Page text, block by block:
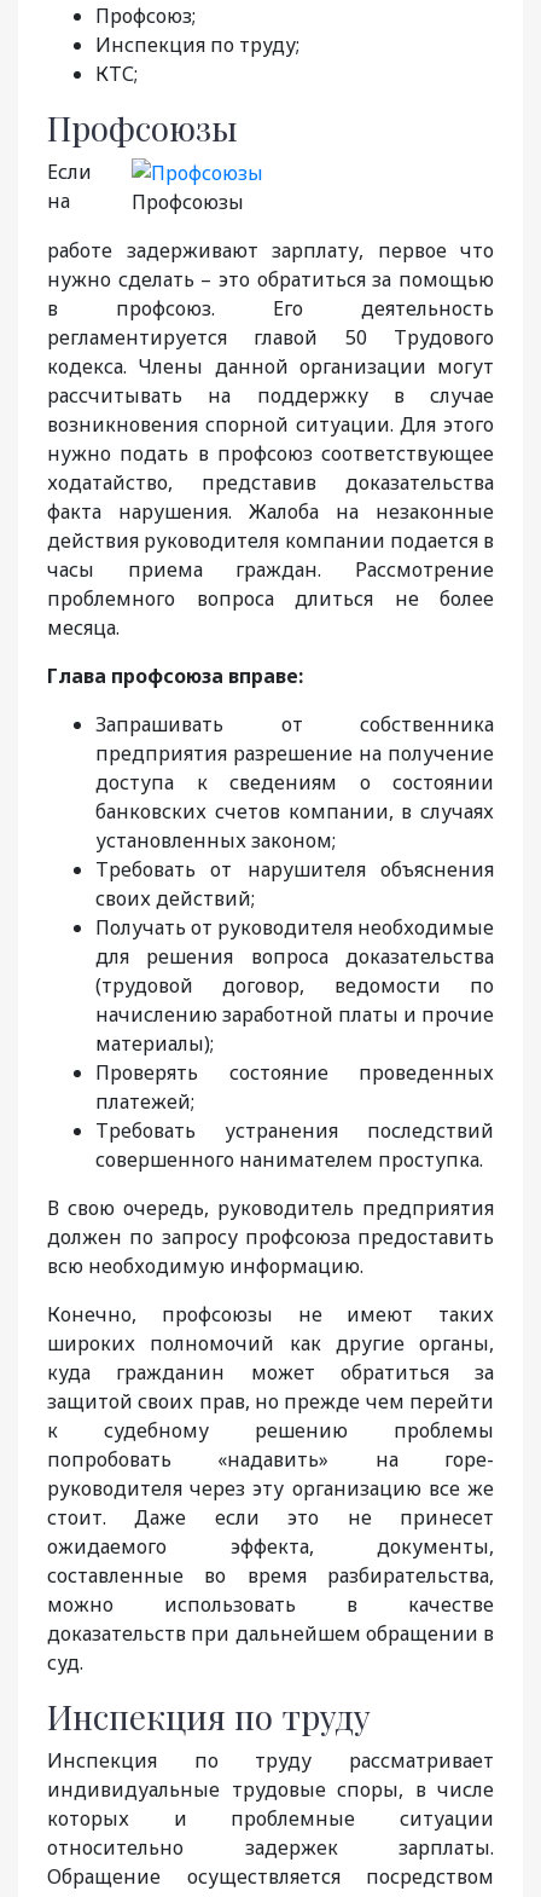
Профсоюз;
Инспекция по труду;
КТС;
Профсоюзы
Профсоюзы
Если
на
работе задерживают зарплату, первое что
нужно сделать – это обратиться за помощью
в профсоюз. Его деятельность
регламентируется главой 50 Трудового
кодекса. Члены данной организации могут
рассчитывать на поддержку в случае
возникновения спорной ситуации. Для этого
нужно подать в профсоюз соответствующее
ходатайство, представив доказательства
факта нарушения. Жалоба на незаконные
действия руководителя компании подается в
часы приема граждан. Рассмотрение
проблемного вопроса длиться не более
месяца.
Глава профсоюза вправе:
Запрашивать от собственника
предприятия разрешение на получение
доступа к сведениям о состоянии
банковских счетов компании, в случаях
установленных законом;
Требовать от нарушителя объяснения
своих действий;
Получать от руководителя необходимые
для решения вопроса доказательства
(трудовой договор, ведомости по
начислению заработной платы и прочие
материалы);
Проверять состояние проведенных
платежей;
Требовать устранения последствий
совершенного нанимателем проступка.
В свою очередь, руководитель предприятия
должен по запросу профсоюза предоставить
всю необходимую информацию.
Конечно, профсоюзы не имеют таких
широких полномочий как другие органы,
куда гражданин может обратиться за
защитой своих прав, но прежде чем перейти
к судебному решению проблемы
попробовать «надавить» на горе-
руководителя через эту организацию все же
стоит. Даже если это не принесет
ожидаемого эффекта, документы,
составленные во время разбирательства,
можно использовать в качестве
доказательств при дальнейшем обращении в
суд.
Инспекция по труду
Инспекция по труду рассматривает
индивидуальные трудовые споры, в числе
которых и проблемные ситуации
относительно задержек зарплаты.
Обращение осуществляется посредством